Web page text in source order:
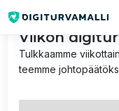
Viikon
Tulkkaamme
teemme